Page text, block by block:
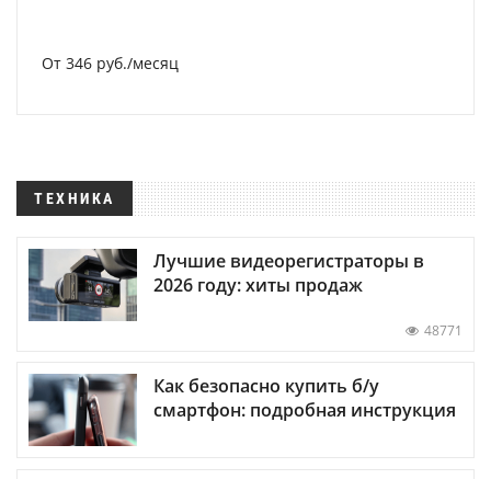
От 346 руб./месяц
ТЕХНИКА
Лучшие видеорегистраторы в
2026 году: хиты продаж
48771
Как безопасно купить б/у
смартфон: подробная инструкция